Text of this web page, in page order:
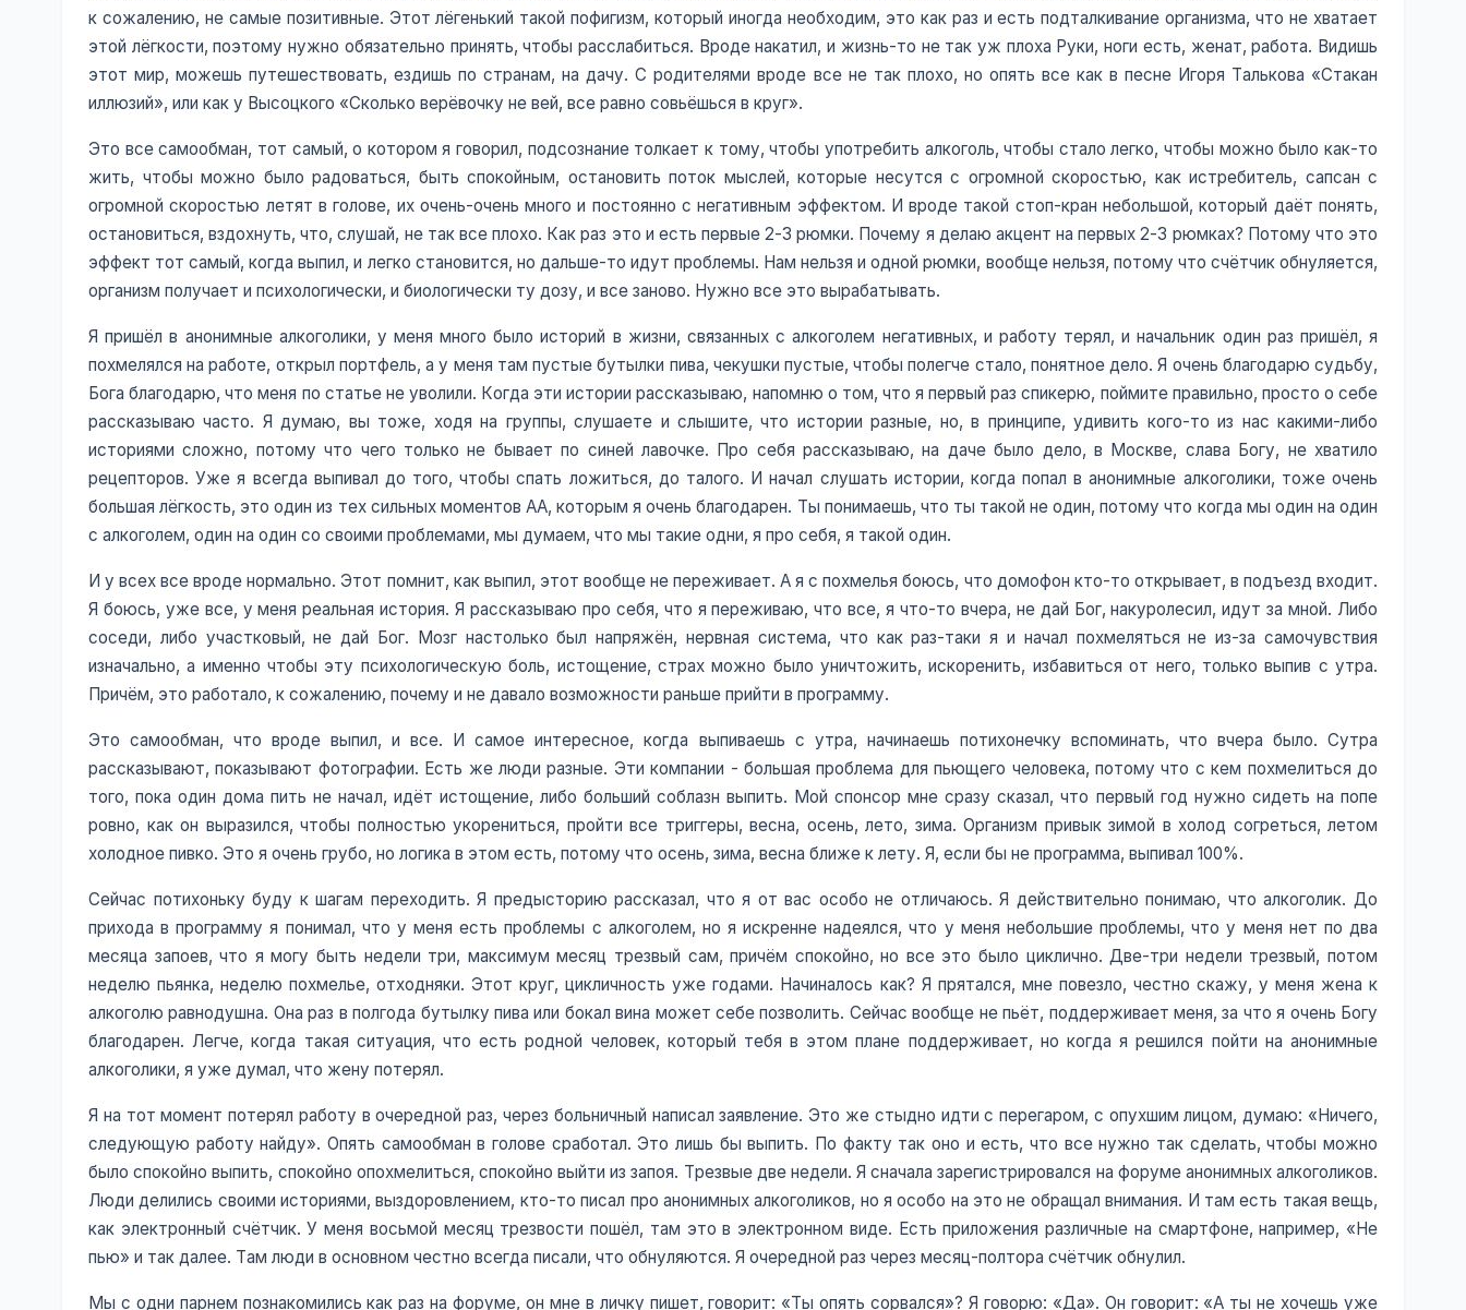
к сожалению, не самые позитивные. Этот лёгенький такой пофигизм, который иногда необходим, это как раз и есть подталкивание организма, что не хватает
этой лёгкости, поэтому нужно обязательно принять, чтобы расслабиться. Вроде накатил, и жизнь-то не так уж плоха Руки, ноги есть, женат, работа. Видишь
этот мир, можешь путешествовать, ездишь по странам, на дачу. С родителями вроде все не так плохо, но опять все как в песне Игоря Талькова «Стакан
иллюзий», или как у Высоцкого «Сколько верёвочку не вей, все равно совьёшься в круг».
Это все самообман, тот самый, о котором я говорил, подсознание толкает к тому, чтобы употребить алкоголь, чтобы стало легко, чтобы можно было как-то
жить, чтобы можно было радоваться, быть спокойным, остановить поток мыслей, которые несутся с огромной скоростью, как истребитель, сапсан с
огромной скоростью летят в голове, их очень-очень много и постоянно с негативным эффектом. И вроде такой стоп-кран небольшой, который даёт понять,
остановиться, вздохнуть, что, слушай, не так все плохо. Как раз это и есть первые 2-3 рюмки. Почему я делаю акцент на первых 2-3 рюмках? Потому что это
эффект тот самый, когда выпил, и легко становится, но дальше-то идут проблемы. Нам нельзя и одной рюмки, вообще нельзя, потому что счётчик обнуляется,
организм получает и психологически, и биологически ту дозу, и все заново. Нужно все это вырабатывать.
Я пришёл в анонимные алкоголики, у меня много было историй в жизни, связанных с алкоголем негативных, и работу терял, и начальник один раз пришёл, я
похмелялся на работе, открыл портфель, а у меня там пустые бутылки пива, чекушки пустые, чтобы полегче стало, понятное дело. Я очень благодарю судьбу,
Бога благодарю, что меня по статье не уволили. Когда эти истории рассказываю, напомню о том, что я первый раз спикерю, поймите правильно, просто о себе
рассказываю часто. Я думаю, вы тоже, ходя на группы, слушаете и слышите, что истории разные, но, в принципе, удивить кого-то из нас какими-либо
историями сложно, потому что чего только не бывает по синей лавочке. Про себя рассказываю, на даче было дело, в Москве, слава Богу, не хватило
рецепторов. Уже я всегда выпивал до того, чтобы спать ложиться, до талого. И начал слушать истории, когда попал в анонимные алкоголики, тоже очень
большая лёгкость, это один из тех сильных моментов АА, которым я очень благодарен. Ты понимаешь, что ты такой не один, потому что когда мы один на один
с алкоголем, один на один со своими проблемами, мы думаем, что мы такие одни, я про себя, я такой один.
И у всех все вроде нормально. Этот помнит, как выпил, этот вообще не переживает. А я с похмелья боюсь, что домофон кто-то открывает, в подъезд входит.
Я боюсь, уже все, у меня реальная история. Я рассказываю про себя, что я переживаю, что все, я что-то вчера, не дай Бог, накуролесил, идут за мной. Либо
соседи, либо участковый, не дай Бог. Мозг настолько был напряжён, нервная система, что как раз-таки я и начал похмеляться не из-за самочувствия
изначально, а именно чтобы эту психологическую боль, истощение, страх можно было уничтожить, искоренить, избавиться от него, только выпив с утра.
Причём, это работало, к сожалению, почему и не давало возможности раньше прийти в программу.
Это самообман, что вроде выпил, и все. И самое интересное, когда выпиваешь с утра, начинаешь потихонечку вспоминать, что вчера было. Сутра
рассказывают, показывают фотографии. Есть же люди разные. Эти компании - большая проблема для пьющего человека, потому что с кем похмелиться до
того, пока один дома пить не начал, идёт истощение, либо больший соблазн выпить. Мой спонсор мне сразу сказал, что первый год нужно сидеть на попе
ровно, как он выразился, чтобы полностью укорениться, пройти все триггеры, весна, осень, лето, зима. Организм привык зимой в холод согреться, летом
холодное пивко. Это я очень грубо, но логика в этом есть, потому что осень, зима, весна ближе к лету. Я, если бы не программа, выпивал 100%.
Сейчас потихоньку буду к шагам переходить. Я предысторию рассказал, что я от вас особо не отличаюсь. Я действительно понимаю, что алкоголик. До
прихода в программу я понимал, что у меня есть проблемы с алкоголем, но я искренне надеялся, что у меня небольшие проблемы, что у меня нет по два
месяца запоев, что я могу быть недели три, максимум месяц трезвый сам, причём спокойно, но все это было циклично. Две-три недели трезвый, потом
неделю пьянка, неделю похмелье, отходняки. Этот круг, цикличность уже годами. Начиналось как? Я прятался, мне повезло, честно скажу, у меня жена к
алкоголю равнодушна. Она раз в полгода бутылку пива или бокал вина может себе позволить. Сейчас вообще не пьёт, поддерживает меня, за что я очень Богу
благодарен. Легче, когда такая ситуация, что есть родной человек, который тебя в этом плане поддерживает, но когда я решился пойти на анонимные
алкоголики, я уже думал, что жену потерял.
Я на тот момент потерял работу в очередной раз, через больничный написал заявление. Это же стыдно идти с перегаром, с опухшим лицом, думаю: «Ничего,
следующую работу найду». Опять самообман в голове сработал. Это лишь бы выпить. По факту так оно и есть, что все нужно так сделать, чтобы можно
было спокойно выпить, спокойно опохмелиться, спокойно выйти из запоя. Трезвые две недели. Я сначала зарегистрировался на форуме анонимных алкоголиков.
Люди делились своими историями, выздоровлением, кто-то писал про анонимных алкоголиков, но я особо на это не обращал внимания. И там есть такая вещь,
как электронный счётчик. У меня восьмой месяц трезвости пошёл, там это в электронном виде. Есть приложения различные на смартфоне, например, «Не
пью» и так далее. Там люди в основном честно всегда писали, что обнуляются. Я очередной раз через месяц-полтора счётчик обнулил.
Мы с одни парнем познакомились как раз на форуме, он мне в личку пишет, говорит: «Ты опять сорвался»? Я говорю: «Да». Он говорит: «А ты не хочешь уже